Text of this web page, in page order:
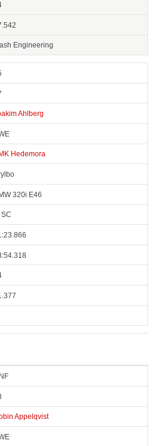
Engineering
Ahlberg
Hedemora
320i E46
Appelqvist